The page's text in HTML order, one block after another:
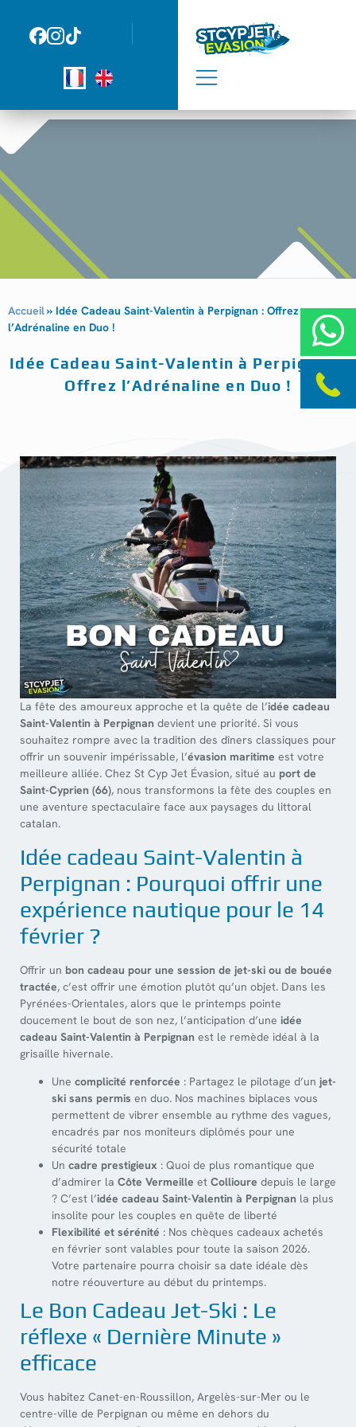
Accueil» Idée Cadeau Saint-Valentin à Perpignan : Offrez
l’Adrénaline en Duo !
Idée Cadeau Saint-Valentin à Perpignan :
Offrez l’Adrénaline en Duo !
La fête des amoureux approche et la quête de l’idée cadeau
Saint-Valentin à Perpignan devient une priorité. Si vous
souhaitez rompre avec la tradition des dîners classiques pour
offrir un souvenir impérissable, l’évasion maritime est votre
meilleure alliée. Chez St Cyp Jet Évasion, situé au port de
Saint-Cyprien (66), nous transformons la fête des couples en
une aventure spectaculaire face aux paysages du littoral
catalan.
Idée cadeau Saint-Valentin à
Perpignan : Pourquoi offrir une
expérience nautique pour le 14
février ?
Offrir un bon cadeau pour une session de jet-ski ou de bouée
tractée, c’est offrir une émotion plutôt qu’un objet. Dans les
Pyrénées-Orientales, alors que le printemps pointe
doucement le bout de son nez, l’anticipation d’une idée
cadeau Saint-Valentin à Perpignan est le remède idéal à la
grisaille hivernale.
Une complicité renforcée : Partagez le pilotage d’un jet-
ski sans permis en duo. Nos machines biplaces vous
permettent de vibrer ensemble au rythme des vagues,
encadrés par nos moniteurs diplômés pour une
sécurité totale
Un cadre prestigieux : Quoi de plus romantique que
d’admirer la Côte Vermeille et Collioure depuis le large
? C’est l’idée cadeau Saint-Valentin à Perpignan la plus
insolite pour les couples en quête de liberté
Flexibilité et sérénité : Nos chèques cadeaux achetés
en février sont valables pour toute la saison 2026.
Votre partenaire pourra choisir sa date idéale dès
notre réouverture au début du printemps.
Le Bon Cadeau Jet-Ski : Le
réflexe « Dernière Minute »
efficace
Vous habitez Canet-en-Roussillon, Argelès-sur-Mer ou le
centre-ville de Perpignan ou même en dehors du